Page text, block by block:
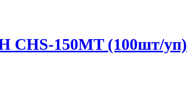
CHS-150MT (100шт/уп)